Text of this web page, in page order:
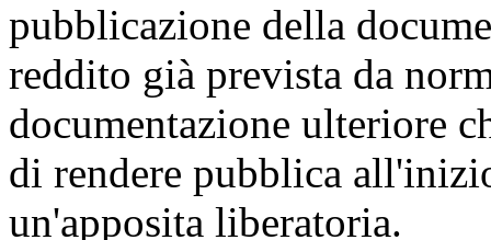
pubblicazione della
reddito già prevista da
documentazione ulteriore
di rendere pubblica
un'apposita liberatoria.